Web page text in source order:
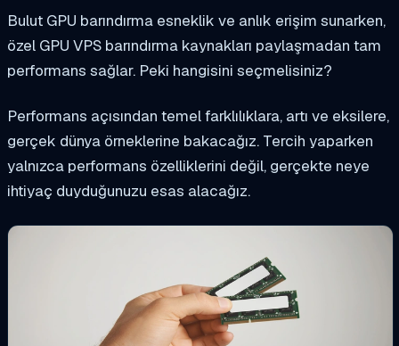
Bulut GPU barındırma esneklik ve anlık erişim sunarken,
özel GPU VPS barındırma kaynakları paylaşmadan tam
performans sağlar. Peki hangisini seçmelisiniz?
Performans açısından temel farklılıklara, artı ve eksilere,
gerçek dünya örneklerine bakacağız. Tercih yaparken
yalnızca performans özelliklerini değil, gerçekte neye
ihtiyaç duyduğunuzu esas alacağız.